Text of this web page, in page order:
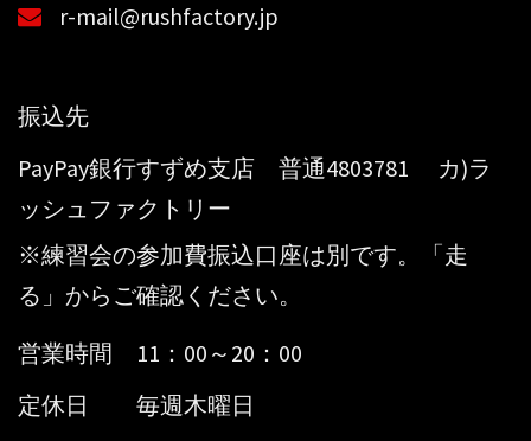
r-mail@rushfactory.jp
振込先
PayPay銀行すずめ支店 普通4803781 カ)ラ
ッシュファクトリー
※練習会の参加費振込口座は別です。「走
る」からご確認ください。
営業時間 11：00～20：00
定休日 毎週木曜日